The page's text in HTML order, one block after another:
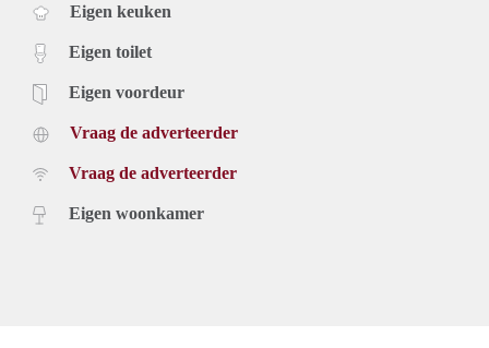
Eigen keuken
Eigen toilet
Eigen voordeur
Vraag de adverteerder
Vraag de adverteerder
Eigen woonkamer